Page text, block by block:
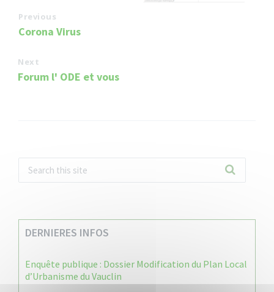
Previous
Corona Virus
Next
Forum l' ODE et vous
DERNIERES INFOS
Enquête publique : Dossier Modification du Plan Local
d’Urbanisme du Vauclin